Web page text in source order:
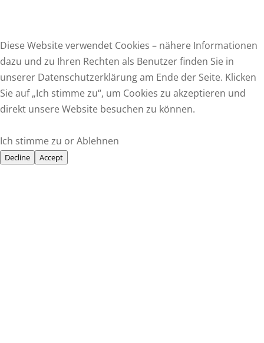
p
F
a
e
b
T
i
t
m
a
W
h
Diese Website verwendet Cookies – nähere Informationen
dazu und zu Ihren Rechten als Benutzer finden Sie in
unserer Datenschutzerklärung am Ende der Seite. Klicken
Sie auf „Ich stimme zu“, um Cookies zu akzeptieren und
direkt unsere Website besuchen zu können.
Ich stimme zu or Ablehnen
Decline Accept